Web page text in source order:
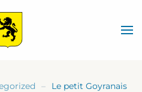
Le petit Goyranais